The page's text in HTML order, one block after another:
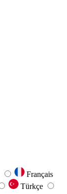
Français
Türkçe